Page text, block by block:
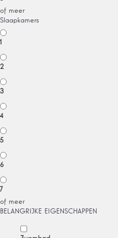
of meer
Slaapkamers
1
2
3
4
5
6
7
of meer
BELANGRIJKE EIGENSCHAPPEN